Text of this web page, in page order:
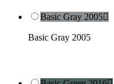
Basic Gray 2005
Basic Gray 2005